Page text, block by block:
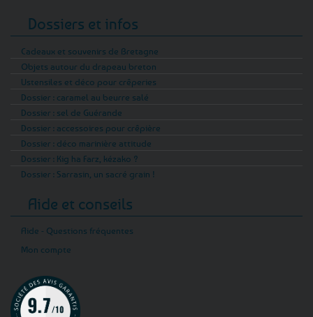
Dossiers et infos
Cadeaux et souvenirs de Bretagne
Objets autour du drapeau breton
Ustensiles et déco pour crêperies
Dossier : caramel au beurre salé
Dossier : sel de Guérande
Dossier : accessoires pour crêpière
Dossier : déco marinière attitude
Dossier : Kig ha Farz, kézako ?
Dossier : Sarrasin, un sacré grain !
Aide et conseils
Aide - Questions fréquentes
Mon compte